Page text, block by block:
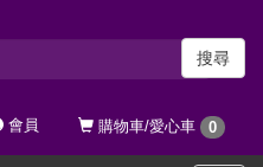
搜尋
購物車/愛心車 0
會員